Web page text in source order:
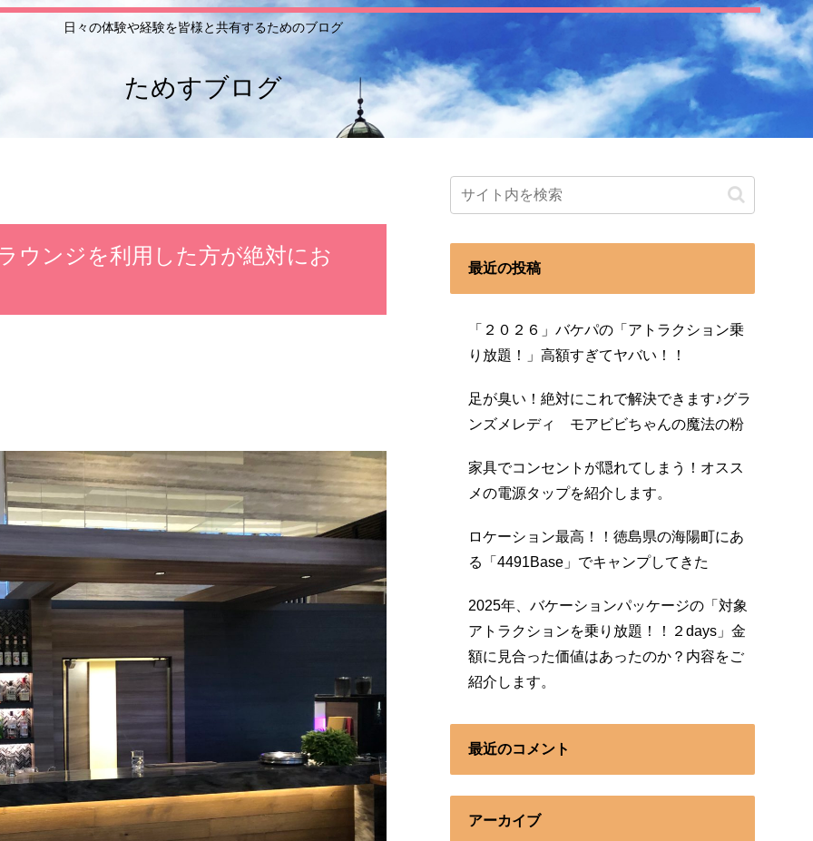
日々の体験や経験を皆様と共有するためのブログ
ためすブログ
ウンジを利用した方が絶対にお
最近の投稿
「２０２６」バケパの「アトラクション乗
り放題！」高額すぎてヤバい！！
足が臭い！絶対にこれで解決できます♪グラ
ンズメレディ モアビビちゃんの魔法の粉
家具でコンセントが隠れてしまう！オスス
メの電源タップを紹介します。
ロケーション最高！！徳島県の海陽町にあ
る「4491Base」でキャンプしてきた
2025年、バケーションパッケージの「対象
アトラクションを乗り放題！！２days」金
額に見合った価値はあったのか？内容をご
紹介します。
最近のコメント
アーカイブ